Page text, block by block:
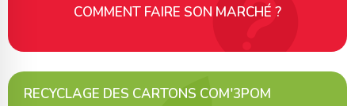
COMMENT FAIRE SON MARCHÉ ?
RECYCLAGE DES CARTONS COM'3POM